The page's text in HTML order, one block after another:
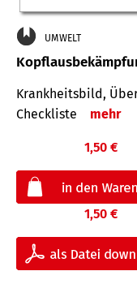
UMWELT
Krankheits­bild,
Check­liste
mehr
1,50 €
1,50 €